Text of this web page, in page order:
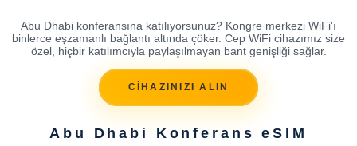
Abu Dhabi konferansına katılıyorsunuz? Kongre merkezi WiFi'ı
binlerce eşzamanlı bağlantı altında çöker. Cep WiFi cihazımız size
özel, hiçbir katılımcıyla paylaşılmayan bant genişliği sağlar.
CİHAZINIZI ALIN
Abu Dhabi Konferans eSIM